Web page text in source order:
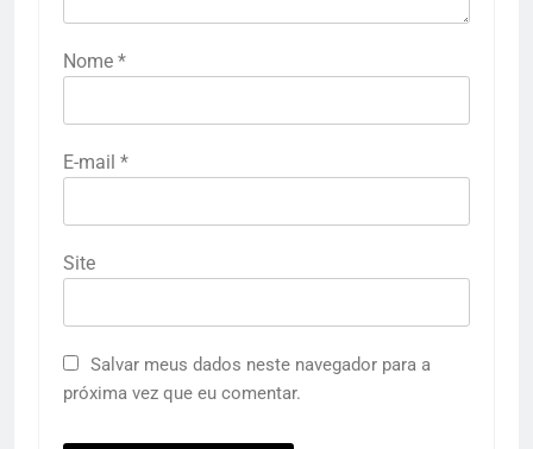
Nome *
E-mail *
Site
Salvar meus dados neste navegador para a
próxima vez que eu comentar.